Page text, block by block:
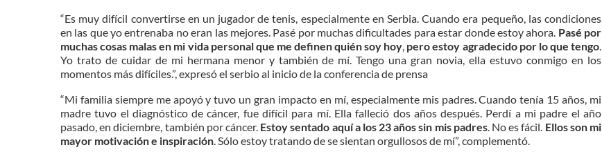
“Es muy difícil convertirse en un jugador de tenis, especialmente en Serbia. Cuando era pequeño, las condiciones
en las que yo entrenaba no eran las mejores. Pasé por muchas dificultades para estar donde estoy ahora. Pasé por
muchas cosas malas en mi vida personal que me definen quién soy hoy, pero estoy agradecido por lo que tengo.
Yo trato de cuidar de mi hermana menor y también de mí. Tengo una gran novia, ella estuvo conmigo en los
momentos más difíciles.”, expresó el serbio al inicio de la conferencia de prensa
“Mi familia siempre me apoyó y tuvo un gran impacto en mí, especialmente mis padres. Cuando tenía 15 años, mi
madre tuvo el diagnóstico de cáncer, fue difícil para mí. Ella falleció dos años después. Perdí a mi padre el año
pasado, en diciembre, también por cáncer. Estoy sentado aquí a los 23 años sin mis padres. No es fácil. Ellos son mi
mayor motivación e inspiración. Sólo estoy tratando de se sientan orgullosos de mí”, complementó.